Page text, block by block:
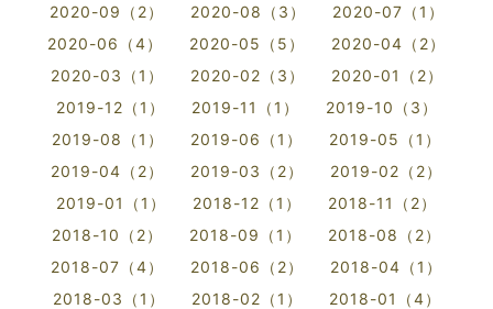
2020-09（2）
2020-08（3）
2020-07（1）
2020-06（4）
2020-05（5）
2020-04（2）
2020-03（1）
2020-02（3）
2020-01（2）
2019-12（1）
2019-11（1）
2019-10（3）
2019-08（1）
2019-06（1）
2019-05（1）
2019-04（2）
2019-03（2）
2019-02（2）
2019-01（1）
2018-12（1）
2018-11（2）
2018-10（2）
2018-09（1）
2018-08（2）
2018-07（4）
2018-06（2）
2018-04（1）
2018-03（1）
2018-02（1）
2018-01（4）